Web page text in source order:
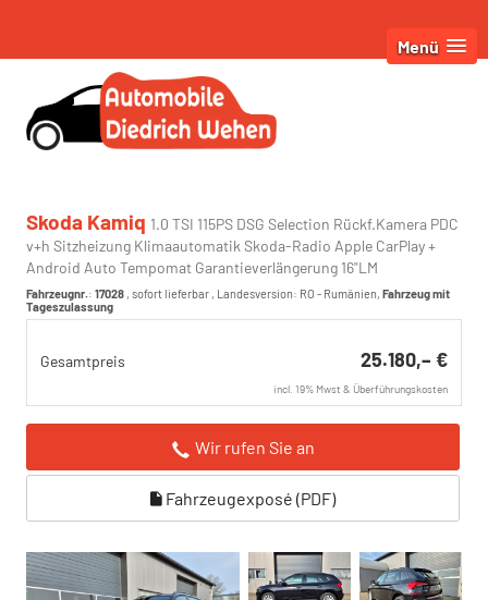
Menü
Skoda Kamiq 1.0 TSI 115PS DSG Selection Rückf.Kamera PDC
v+h Sitzheizung Klimaautomatik Skoda-Radio Apple CarPlay +
Android Auto Tempomat Garantieverlängerung 16"LM
Fahrzeugnr.: 17028 , sofort lieferbar , Landesversion: RO - Rumänien, Fahrzeug mit
Tageszulassung
Gesamtpreis 25.180,– €
incl. 19% Mwst & Überführungskosten
Wir rufen Sie an
Fahrzeugexposé (PDF)